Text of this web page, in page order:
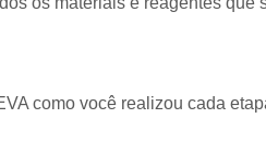
como você realizou cada